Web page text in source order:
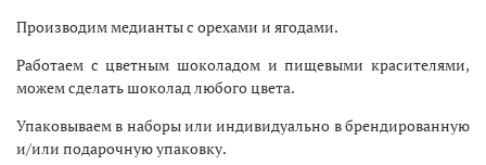
Производим медианты с орехами и ягодами.
Работаем с цветным шоколадом и пищевыми красителями,
можем сделать шоколад любого цвета.
Упаковываем в наборы или индивидуально в брендированную
и/или подарочную упаковку.